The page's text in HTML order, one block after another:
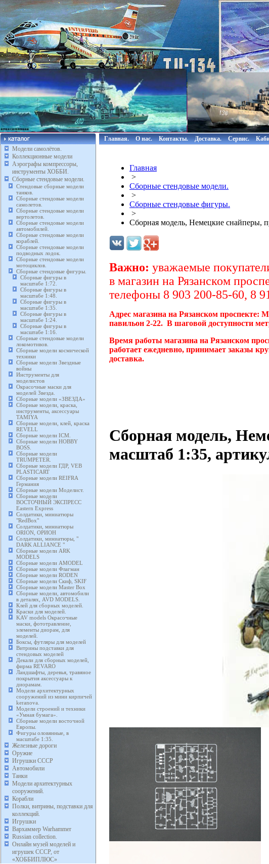
Модели самолётов.
Коллекционные модели
Аэрографы компрессоры,
инструменты ХОББИ.
Сборные стендовые модели.
Стендовые сборные модели
танков.
Сборные стендовые модели
самолетов.
Сборные стендовые модели
вертолетов.
Сборные стендовые модели
автомобилей.
Сборные стендовые модели
кораблей.
Сборные стендовые модели
подводных лодок.
Сборные стендовые модели
мотоциклов.
Сборные стендовые фигуры.
Сборные фигуры в
масштабе 1:72.
Сборные фигуры в
масштабе 1:48.
Сборные фигуры в
масштабе 1:35.
Сборные фигуры в
масштабе 1:24.
Сборные фигуры в
масштабе 1:16.
Сборные стендовые модели
локомотивов.
Сборные модели космической
техники
Сборные модели Звездные
войны
Инструменты для
моделистов
Окрасочные маски для
моделей Звезда.
Сборные модели «ЗВЕЗДА»
Сборные модели, краска,
инструменты, аксессуары
TAMIYA
Сборные модели, клей, краска
REVELL
Сборные модели ICM.
Сборные модели HOBBY
BOSS.
Сборные модели
TRUMPETER.
Сборные модели ГДР, VEB
PLASTICART
Сборные модели REIFRA
Германия
Сборные модели Моделист.
Сборные модели
ВОСТОЧНЫЙ ЭКСПРЕСС
Eastern Express
Солдатики, миниатюры
"RedBox"
Солдатики, миниатюры
ORION, ОРИОН
Солдатики, миниатюры, "
DARK ALLIANCE "
Сборные модели ARK
MODELS
Сборные модели AMODEL
Сборные модели Флагман
Сборные модели RODEN
Сборные модели Скиф, SKIF
Сборные модели Master Box
Сборные модели, автомобили
в деталях, AVD MODELS.
Клей для сборных моделей.
Краски для моделей.
KAV models Окрасочные
маски, фототравление,
элементы диорам, для
моделей.
Боксы, футляры для моделей
Витрины подставки для
стендовых моделей
Декали для сборных моделей,
фирма REVARO
Ландшафты, деревья, травяное
покрытия аксессуары к
диорамам.
Модели архитектурных
сооружений из мини кирпичей
keranova.
Модели строений и техники
«Умная бумага».
Сборные модели восточной
Европы.
Фигуры оловянные, в
масштабе 1:35.
Железные дороги
Оружие
Игрушки СССР
Автомобили
Танки
Модели архитектурных
сооружений.
Корабли
Полки, витрины, подставки для
коллекций.
Игрушки
Вархаммер Warhammer
Russian collection.
Онлайн музей моделей и
игрушек СССР, от
«ХОББИПЛЮС»
Главная. О нас. Контакты. Доставка. Сервис.
Главная
>
Сборные стендовые модели.
>
Сборные стендовые фигуры.
>
Сборная модель, Немецкие снайперы,
Важно: уважаемые
в магазин на Рязанском
телефоны 8 903 200-85-60, 8
Адрес магазина на Рязанском проспекте:
павильон 2-22. В шаговой доступности
Время работы магазина на Рязанском
работает ежедневно, принимает заказы
доставка.
Сборная модель,
масштаб 1:35,